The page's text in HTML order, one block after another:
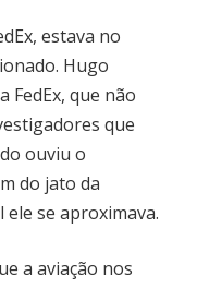
estava no
Hugo
FedEx, que não
que
ouviu o
do jato da
se aproximava.
a aviação nos